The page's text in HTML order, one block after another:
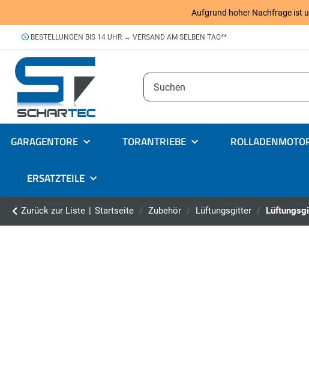
Aufgrund hoher Nachfrage ist
BESTELLUNGEN BIS 14 UHR → VERSAND AM SELBEN TAG**
GARAGENTORE TORANTRIEBE
ERSATZTEILE
Zurück zur Liste Startseite Zubehör Lüftungsgitter